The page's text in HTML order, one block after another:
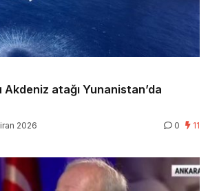
atağı Yunanistan’da
2026 0 11